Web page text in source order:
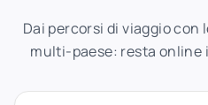
Dai percorsi di viaggio con
multi-paese: resta online